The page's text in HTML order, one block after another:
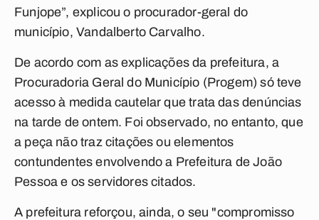
Funjope”, explicou o procurador-geral do
município, Vandalberto Carvalho.
De acordo com as explicações da prefeitura, a
Procuradoria Geral do Município (Progem) só teve
acesso à medida cautelar que trata das denúncias
na tarde de ontem. Foi observado, no entanto, que
a peça não traz citações ou elementos
contundentes envolvendo a Prefeitura de João
Pessoa e os servidores citados.
A prefeitura reforçou, ainda, o seu "compromisso